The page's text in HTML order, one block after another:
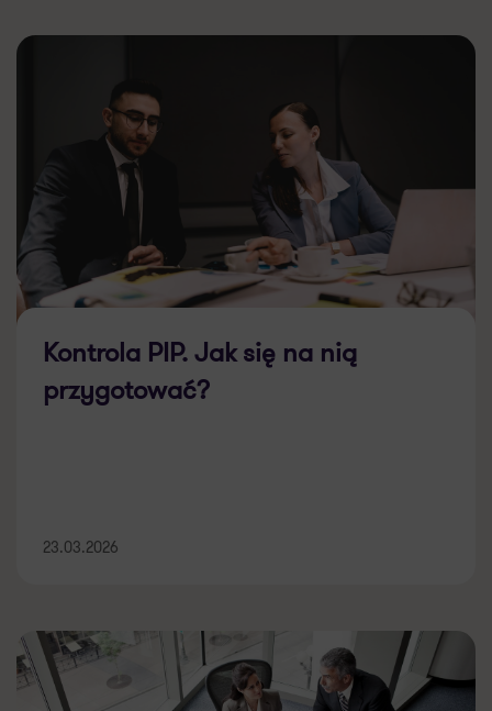
Kontrola PIP. Jak się na nią
przygotować?
23.03.2026